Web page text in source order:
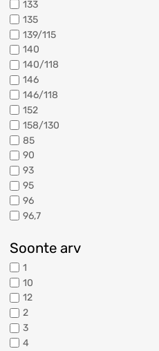
133
135
139/115
140
140/118
146
146/118
152
158/130
85
90
93
95
96
96,7
Soonte arv
1
10
12
2
3
4